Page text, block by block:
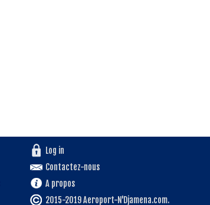
Log in
Contactez-nous
A propos
2015-2019 Aeroport-N'Djamena.com.